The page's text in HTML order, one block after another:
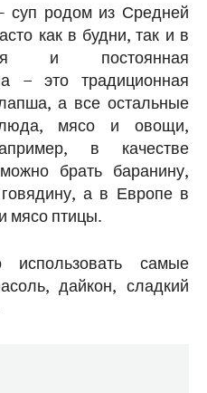
суп родом из Средней
как в будни, так и в
и постоянная
– это традиционная
а все остальные
мясо и овощи,
в качестве
брать баранину,
а в Европе в
мясо птицы.
самые
дайкон, сладкий